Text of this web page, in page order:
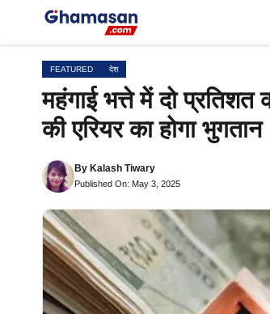
FEATURED देश
महंगाई भत्ते में दो प्रतिशत
की एरियर का होगा भुगतान
By Kalash Tiwary
Published On: May 3, 2025